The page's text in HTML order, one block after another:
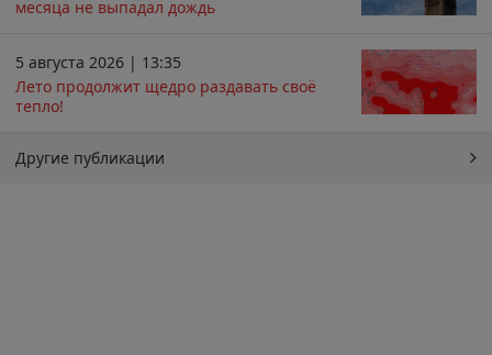
месяца не выпадал дождь
5 августа 2026 | 13:35
Лето продолжит щедро раздавать своё
тепло!
Другие публикации